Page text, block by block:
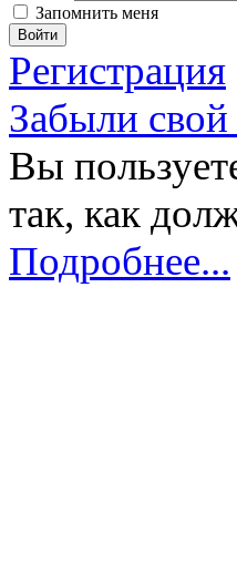
Запомнить меня
Регистрация
Забыли свой
Вы
так, как
Подробнее...